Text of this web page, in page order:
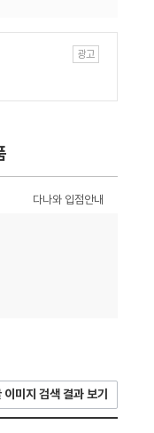
다나와 입점안내
이미지 검색 결과 보기